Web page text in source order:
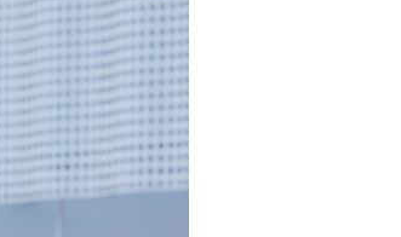
付 」之結帳頁面顯示為準，若有關於
等相關疑問，請聯繫「AFTEE先享後
support/home
供之「AFTEE先享後付」服務完成之
個人資料，並將交易相關給付款項請
司。
以下網址：
上)免運費
以上)免運費
上)免運費